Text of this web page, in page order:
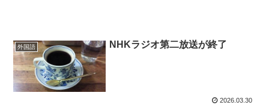
外国語 NHKラジオ第二放送が終了
2026.03.30